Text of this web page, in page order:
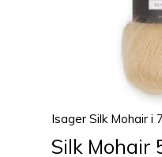
Isager Silk Mohair i
Silk Mohair